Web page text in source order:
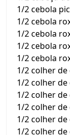
1/2 cebola
1/2 cebola
1/2 cebola
1/2 cebola
1/2 cebola
1/2 colher
1/2 colher
1/2 colher de
1/2 colher de
1/2 colher
1/2 colher